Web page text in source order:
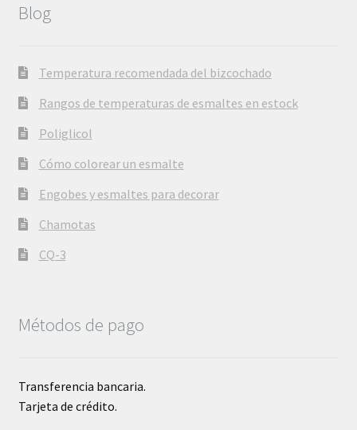
Blog
Temperatura recomendada del bizcochado
Rangos de temperaturas de esmaltes en estock
Poliglicol
Cómo colorear un esmalte
Engobes y esmaltes para decorar
Chamotas
CQ-3
Métodos de pago
Transferencia bancaria.
Tarjeta de crédito.